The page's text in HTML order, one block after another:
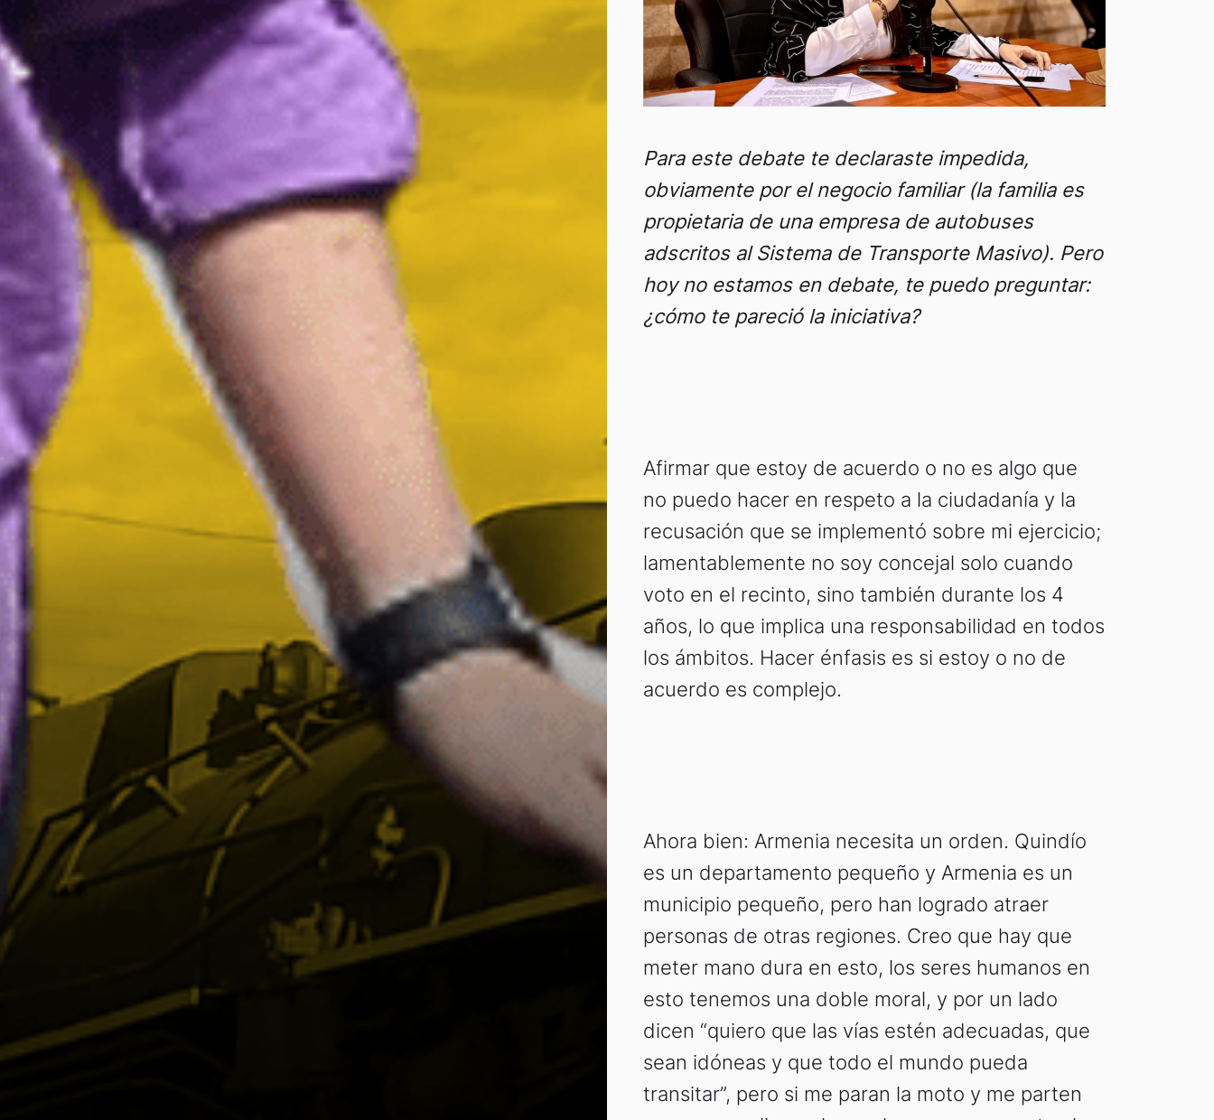
Para este debate te declaraste impedida,
obviamente por el negocio familiar (la familia es
propietaria de una empresa de autobuses
adscritos al Sistema de Transporte Masivo). Pero
hoy no estamos en debate, te puedo preguntar:
¿cómo te pareció la iniciativa?
Afirmar que estoy de acuerdo o no es algo que
no puedo hacer en respeto a la ciudadanía y la
recusación que se implementó sobre mi ejercicio;
lamentablemente no soy concejal solo cuando
voto en el recinto, sino también durante los 4
años, lo que implica una responsabilidad en todos
los ámbitos. Hacer énfasis es si estoy o no de
acuerdo es complejo.
Ahora bien: Armenia necesita un orden. Quindío
es un departamento pequeño y Armenia es un
municipio pequeño, pero han logrado atraer
personas de otras regiones. Creo que hay que
meter mano dura en esto, los seres humanos en
esto tenemos una doble moral, y por un lado
dicen “quiero que las vías estén adecuadas, que
sean idóneas y que todo el mundo pueda
transitar”, pero si me paran la moto y me parten